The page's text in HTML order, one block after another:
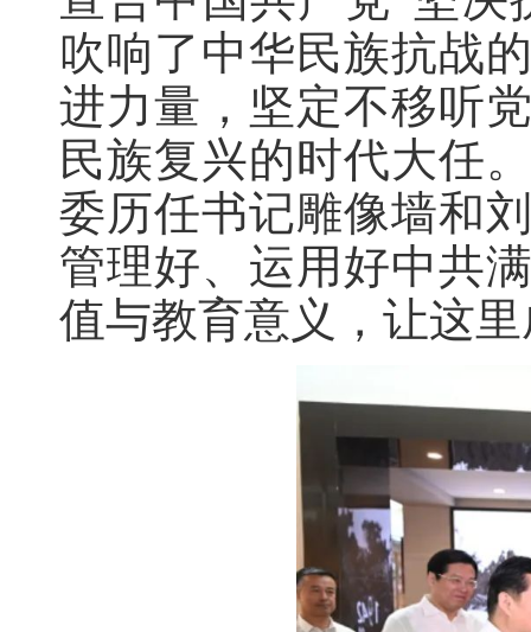
吹响了中华民族抗战
进力量，坚定不移听
民族复兴的时代大任
委历任书记雕像墙和
管理好、运用好中共
值与教育意义，让这